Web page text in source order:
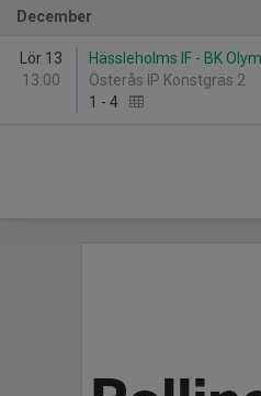
December
Lör 13
13:00
Hässleholms IF - BK
Österås IP Konstgräs 2
1 - 4